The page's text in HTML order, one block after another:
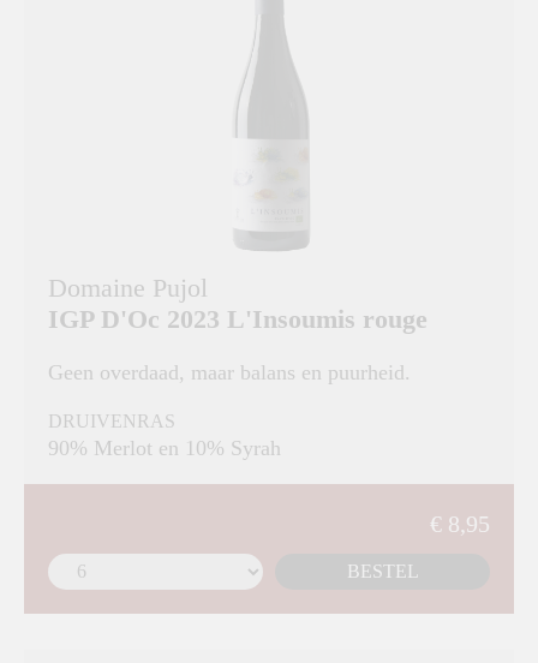
Domaine Pujol
IGP D'Oc 2023 L'Insoumis rouge
Geen overdaad, maar balans en puurheid.
DRUIVENRAS
90% Merlot en 10% Syrah
€ 8,95
BESTEL